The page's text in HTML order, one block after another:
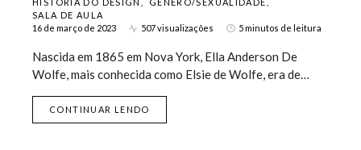
SALA DE AULA
16 de março de 2023
507 visualizações 5 minutos de leitura
Nascida em 1865 em Nova York, Ella Anderson De
Wolfe, mais conhecida como Elsie de Wolfe, era de…
CONTINUAR LENDO